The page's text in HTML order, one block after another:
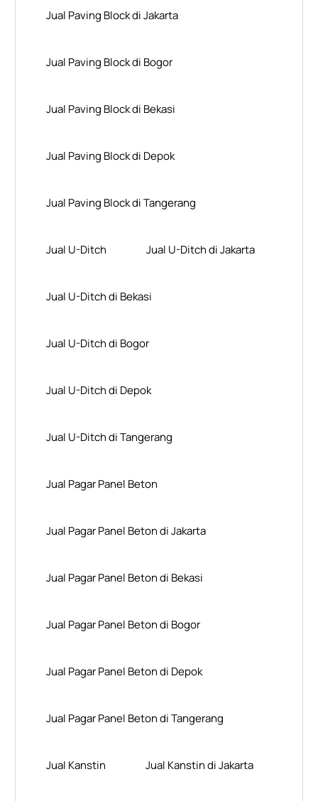
Jual Paving Block di Jakarta
Jual Paving Block di Bogor
Jual Paving Block di Bekasi
Jual Paving Block di Depok
Jual Paving Block di Tangerang
Jual U-Ditch Jual U-Ditch di Jakarta
Jual U-Ditch di Bekasi
Jual U-Ditch di Bogor
Jual U-Ditch di Depok
Jual U-Ditch di Tangerang
Jual Pagar Panel Beton
Jual Pagar Panel Beton di Jakarta
Jual Pagar Panel Beton di Bekasi
Jual Pagar Panel Beton di Bogor
Jual Pagar Panel Beton di Depok
Jual Pagar Panel Beton di Tangerang
Jual Kanstin Jual Kanstin di Jakarta